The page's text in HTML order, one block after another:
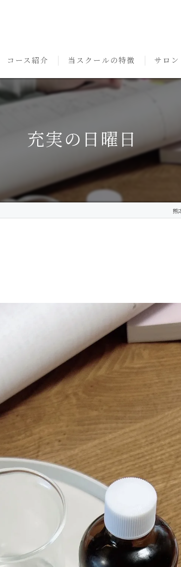
徴
コース紹介
NARD JAPAN
アロマ・インストラクターコース
アロマ・セラピストコース
KACセラピスト
当スクールの特徴
資格
セルフメディケーション
ハンドマッサージ
オイル
サロン
施術事
充実の日曜日
熊